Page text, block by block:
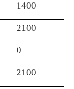
1400
2100
0
2100